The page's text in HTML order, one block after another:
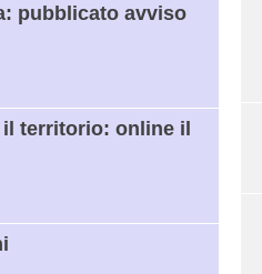
pubblicato avviso
il territorio: online il